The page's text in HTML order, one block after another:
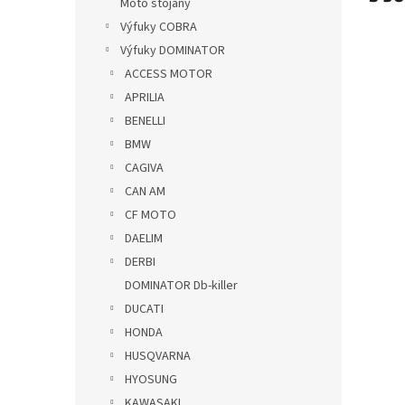
Moto stojany
Výfuky COBRA
Výfuky DOMINATOR
ACCESS MOTOR
APRILIA
BENELLI
BMW
CAGIVA
CAN AM
CF MOTO
DAELIM
DERBI
DOMINATOR Db-killer
DUCATI
HONDA
HUSQVARNA
HYOSUNG